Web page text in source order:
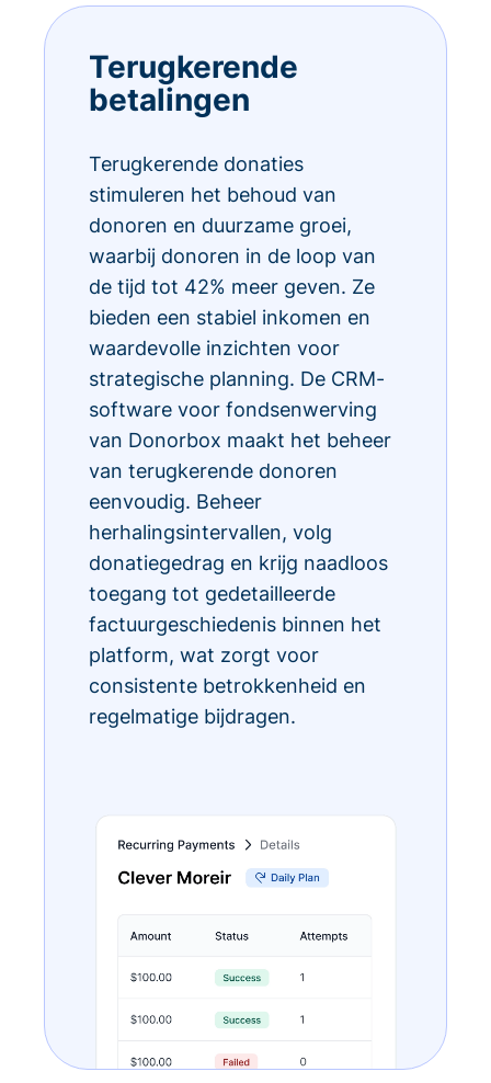
Terugkerende
betalingen
Terugkerende donaties
stimuleren het behoud van
donoren en duurzame groei,
waarbij donoren in de loop van
de tijd tot 42% meer geven. Ze
bieden een stabiel inkomen en
waardevolle inzichten voor
strategische planning. De CRM-
software voor fondsenwerving
van Donorbox maakt het beheer
van terugkerende donoren
eenvoudig. Beheer
herhalingsintervallen, volg
donatiegedrag en krijg naadloos
toegang tot gedetailleerde
factuurgeschiedenis binnen het
platform, wat zorgt voor
consistente betrokkenheid en
regelmatige bijdragen.